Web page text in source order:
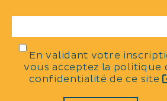
En validant votre
vous acceptez la politique
confidentialité de ce site